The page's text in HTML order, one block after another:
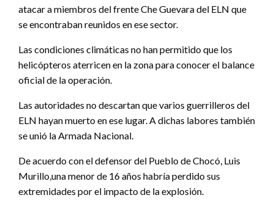
atacar a miembros del frente Che Guevara del ELN que
se encontraban reunidos en ese sector.
Las condiciones climáticas no han permitido que los
helicópteros aterricen en la zona para conocer el balance
oficial de la operación.
Las autoridades no descartan que varios guerrilleros del
ELN hayan muerto en ese lugar. A dichas labores también
se unió la Armada Nacional.
De acuerdo con el defensor del Pueblo de Chocó, Luis
Murillo,una menor de 16 años habría perdido sus
extremidades por el impacto de la explosión.